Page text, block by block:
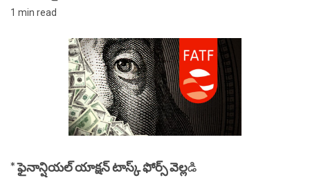
1 min read
*ఫైనాన్షియల్ యాక్షన్ టాస్క్ ఫోర్స్వెల్లడి